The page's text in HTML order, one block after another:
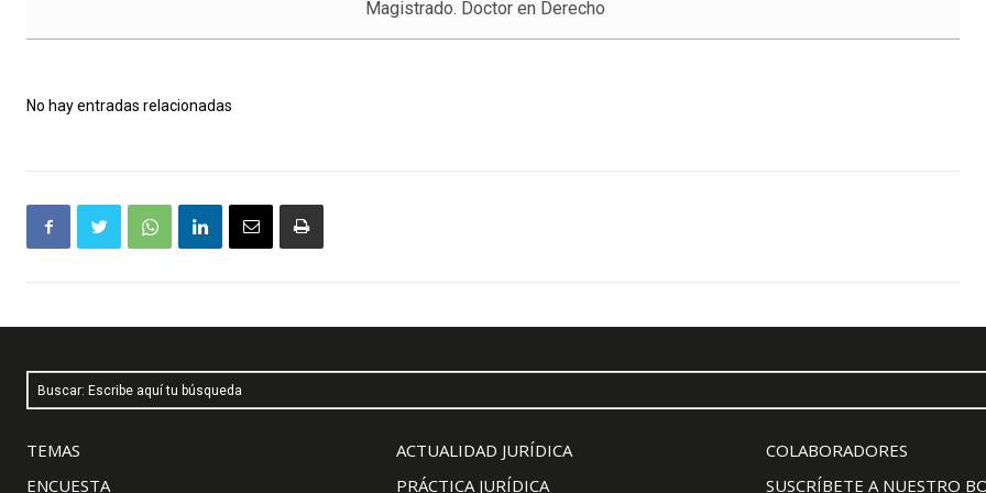
Magistrado. Doctor en Derecho
No hay entradas relacionadas
Buscar: Escribe aquí tu búsqueda
TEMAS
ENCUESTA
ACTUALIDAD JURÍDICA
PRÁCTICA JURÍDICA
COLABORADORES
SUSCRÍBETE A NUESTRO